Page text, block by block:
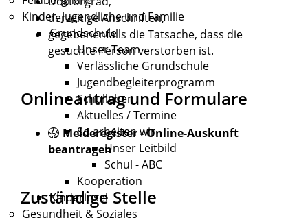
Kinder, Jugendliche und Familie
Grundschule
Unser Team
Verlässliche Grundschule
Jugendbegleiterprogramm
Schulleben
Aktuelles / Termine
So arbeiten wir
Unser Leitbild
Schul - ABC
Kooperation
Kinderinsel
Gesundheit & Soziales
derzeitige Anschriften,
gegebenenfalls die Tatsache, dass die
gesuchte Person verstorben ist.
Onlineantrag und Formulare
Melderegister - Online-Auskunft
beantragen
Zuständige Stelle